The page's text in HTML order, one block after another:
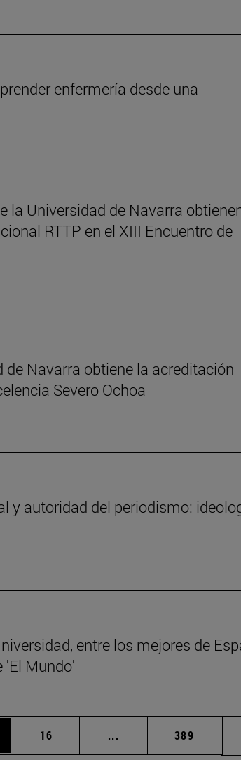
enfermería desde una
la Universidad de Navarra
RTTP en el XIII Encuentro de
de Navarra obtiene la acreditación
Severo Ochoa
y autoridad del periodismo:
entre los mejores de
'El Mundo'
desplazarse.
Página
16 ... Páginas intermedias
Página
389